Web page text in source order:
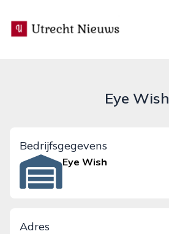
utrecht-nieuws.nl
Eye Wish
Bedrijfsgegevens
Eye Wish
Adres